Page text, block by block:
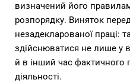
визначений його
розпорядку. Виняток
незадекларованої праці:
здійснюватися не лише у
й в інший час фактичного
діяльності.